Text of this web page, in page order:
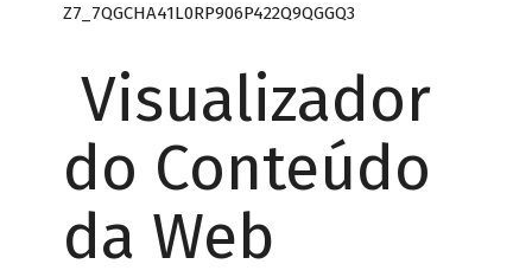
Z7_7QGCHA41L0RP906P422Q9QGGQ3
Visualizador
do Conteúdo
da Web